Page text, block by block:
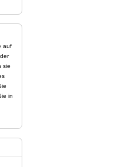
auf
sie
in